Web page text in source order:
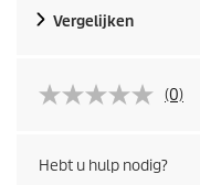
Vergelijken
(0)
Hebt u hulp nodig?